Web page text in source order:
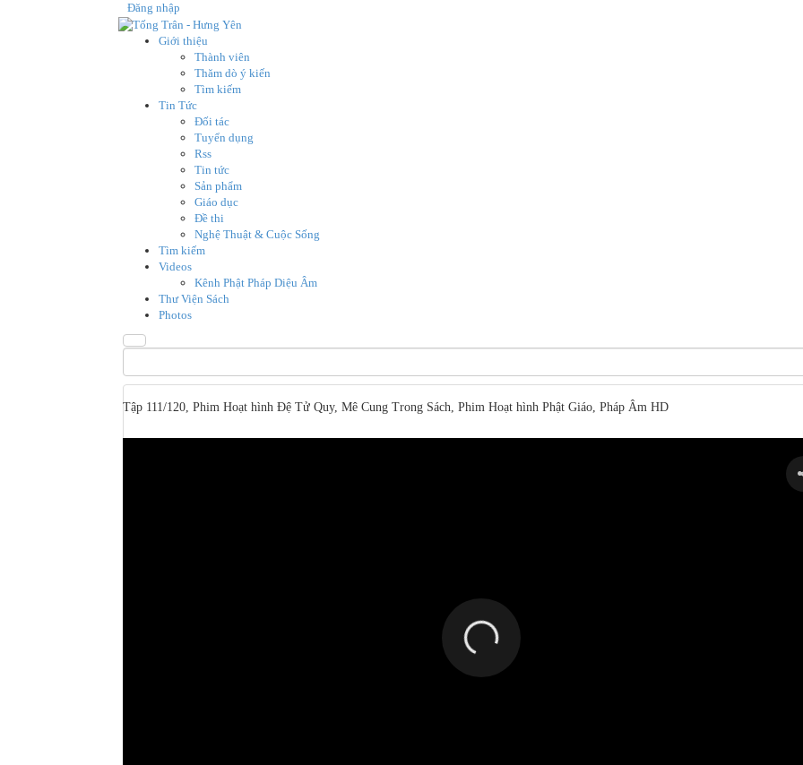
Đăng nhập
Giới thiệu
Thành viên
Thăm dò ý kiến
Tìm kiếm
Tin Tức
Đối tác
Tuyển dụng
Rss
Tin tức
Sản phẩm
Giáo dục
Đề thi
Nghệ Thuật & Cuộc Sống
Tìm kiếm
Videos
Kênh Phật Pháp Diệu Âm
Thư Viện Sách
Photos
Tập 111/120, Phim Hoạt hình Đệ Tử Quy, Mê Cung Trong Sách, Phim Hoạt hình Phật Giáo, Pháp Âm HD